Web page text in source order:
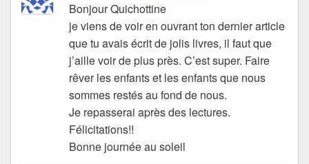
Bonjour Quichottine
je viens de voir en ouvrant ton dernier article
que tu avais écrit de jolis livres, il faut que
j’aille voir de plus près. C’est super. Faire
rêver les enfants et les enfants que nous
sommes restés au fond de nous.
Je repasserai après des lectures.
Félicitations!!
Bonne journée au soleil